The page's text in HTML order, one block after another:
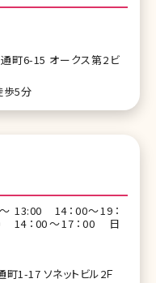
町6-15 オークス第2ビ
歩5分
13:00 14：00～19：
14：00～17：00 日
1-17 ソネットビル2Ｆ